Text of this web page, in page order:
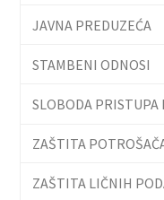
JAVNA PREDUZEĆA
STAMBENI ODNOSI
SLOBODA
ZAŠTITA
ZAŠTITA LIČNIH